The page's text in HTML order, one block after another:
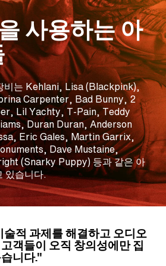
사용하는 아
비는 Kehlani, Lisa (Blackpink),
Carpenter, Bad Bunny, 2
Lil Yachty, T-Pain, Teddy
Duran Duran, Anderson
Eric Gales, Martin Garrix,
Dave Mustaine,
(Snarky Puppy) 등과 같은 아
있습니다.
적 과제를 해결하고 오디오
객들이 오직 창의성에만 집
니다."